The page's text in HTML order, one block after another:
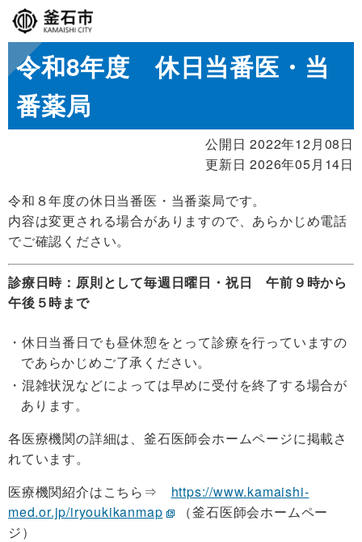
令和8年度 休日当番医・当
番薬局
公開日 2022年12月08日
更新日 2026年05月14日
令和８年度の休日当番医・当番薬局です。
内容は変更される場合がありますので、あらかじめ電話
でご確認ください。
診療日時：原則として毎週日曜日・祝日 午前９時から
午後５時まで
休日当番日でも昼休憩をとって診療を行っていますの
であらかじめご了承ください。
混雑状況などによっては早めに受付を終了する場合が
あります。
各医療機関の詳細は、釜石医師会ホームページに掲載さ
れています。
医療機関紹介はこちら⇒ https://www.kamaishi-
med.or.jp/iryoukikanmap
（釜石医師会ホームペー
ジ）